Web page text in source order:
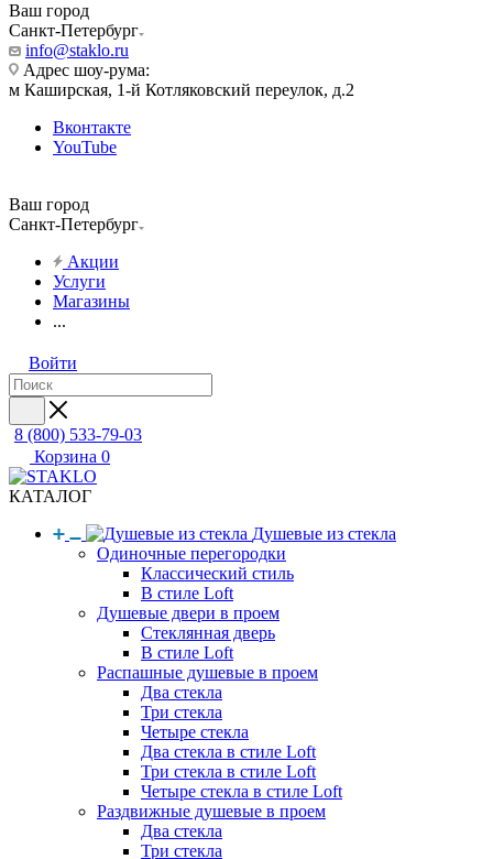
Ваш город
Санкт-Петербург
info@staklo.ru
Адрес шоу-рума:
м Каширская, 1-й Котляковский переулок, д.2
Вконтакте
YouTube
Ваш город
Санкт-Петербург
Акции
Услуги
Магазины
...
Войти
8 (800) 533-79-03
Корзина 0
КАТАЛОГ
Душевые из стекла
Одиночные перегородки
Классический стиль
В стиле Loft
Душевые двери в проем
Стеклянная дверь
В стиле Loft
Распашные душевые в проем
Два стекла
Три стекла
Четыре стекла
Два стекла в стиле Loft
Три стекла в стиле Loft
Четыре стекла в стиле Loft
Раздвижные душевые в проем
Два стекла
Три стекла